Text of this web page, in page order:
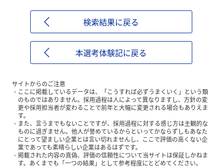
検索結果に戻る
本選考体験記に戻る
サイトからのご注意
ここに掲載しているデータは、「こうすれば必ずうまくいく」という類
のものではありません。採用過程は人によって異なりますし、方針の変
更や採用担当者が変わることで前年と大幅に変更される場合もありえま
す。
また、言うまでもないことですが、採用過程に対する感じ方は主観的な
ものに過ぎません。他人が誉めているからといってかならずしもあなた
にとって望ましい企業とは言い切れませんし、ここで評価の高くない企
業であっても素晴らしい企業はあるはずです。
掲載された内容の真偽、評価の信頼性について当サイトは保証しかねま
す。あくまでも「一つの結果」として参考程度にとどめてください。